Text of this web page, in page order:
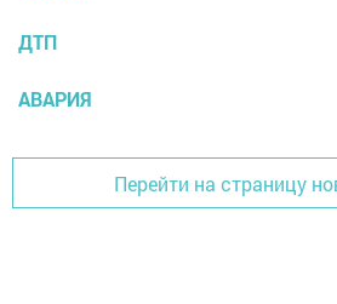
ДТП
АВАРИЯ
Перейти на страницу